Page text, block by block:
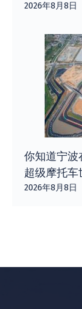
2026年8月8日
你知道宁波
超级摩托车
2026年8月8日